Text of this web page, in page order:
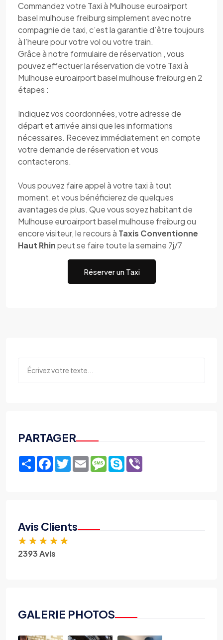
Commandez votre Taxi à Mulhouse euroairport
basel mulhouse freiburg simplement avec notre
compagnie de taxi, c’est la garantie d’être toujours
à l’heure pour votre vol ou votre train.
Grâce à notre formulaire de réservation , vous
pouvez effectuer la réservation de votre Taxi à
Mulhouse euroairport basel mulhouse freiburg en 2
étapes :
Indiquez vos coordonnées, votre adresse de
départ et arrivée ainsi que les informations
nécessaires. Recevez immédiatement en compte
votre demande de réservation et vous
contacterons.
Vous pouvez faire appel à votre taxi à tout
moment.et vous bénéficierez de quelques
avantages de plus. Que vous soyez habitant de
Mulhouse euroairport basel mulhouse freiburg ou
encore visiteur, le recours à Taxis Conventionne
Haut Rhinpeut se faire toute la semaine 7j/7
Réserver un Taxi
PARTAGER
ShareFacebook
TwitterEmailMessage
Skype
Avis Clients
★ ★ ★ ★ ★
2393 Avis
GALERIE PHOTOS